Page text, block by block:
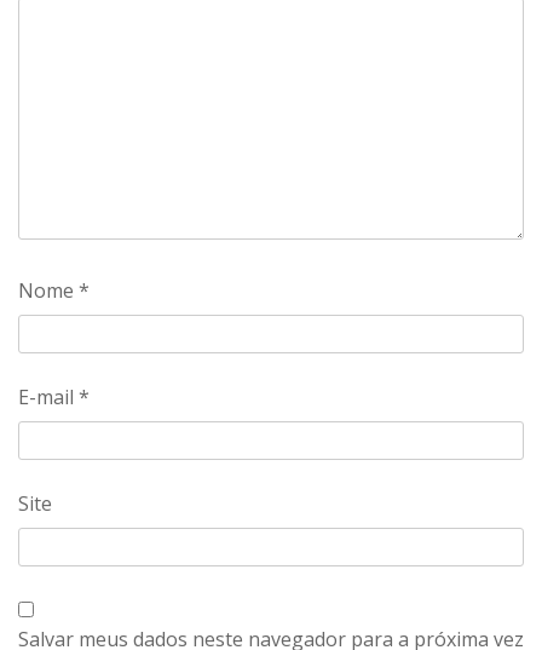
Nome *
E-mail *
Site
Salvar meus dados neste navegador para a próxima vez